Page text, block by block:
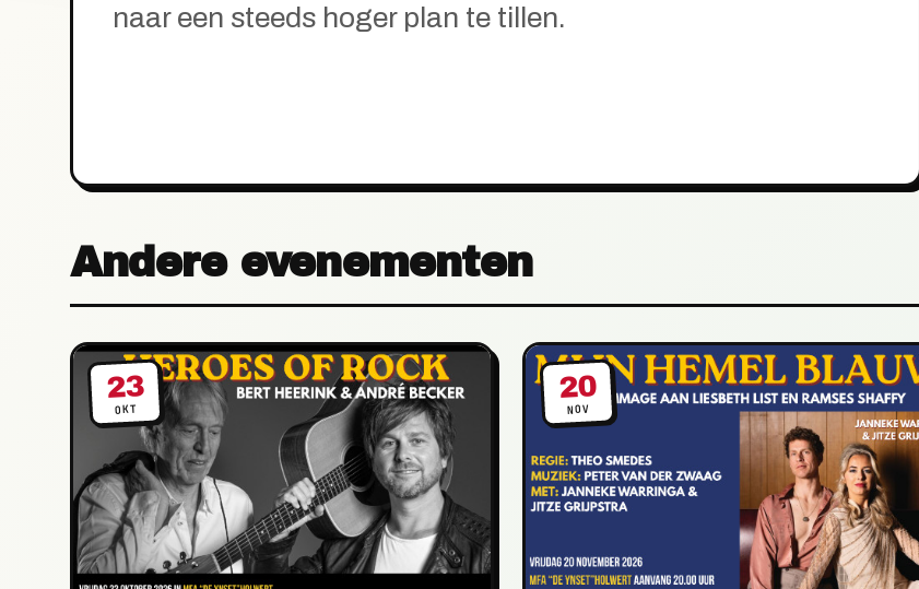
naar een steeds hoger plan te tillen.
Andere evenementen
23
OKT
20
NOV